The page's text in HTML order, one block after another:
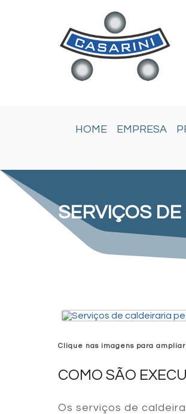
HOME EMPRESA
SERVIÇOS
Clique nas imagens para ampliar
COMO SÃO
Os serviços de